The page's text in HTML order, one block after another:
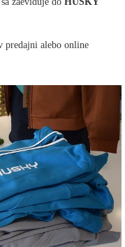
predajni alebo online